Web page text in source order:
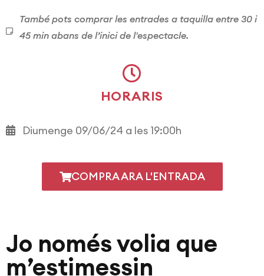
També pots comprar les entrades a taquilla entre 30 i
45 min abans de l’inici de l'espectacle.
HORARIS
Diumenge 09/06/24 a les 19:00h
COMPRA ARA L'ENTRADA
Jo només volia que
m’estimessin